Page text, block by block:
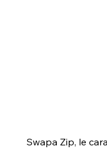
Swapa Zip, le